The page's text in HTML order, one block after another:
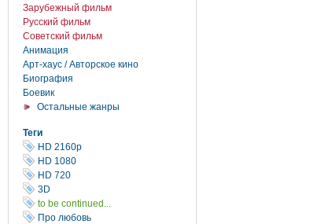
Зарубежный фильм
Русский фильм
Советский фильм
Анимация
Арт-хаус / Авторское кино
Биография
Боевик
Остальные жанры
Теги
HD 2160р
HD 1080
HD 720
3D
to be continued...
Про любовь